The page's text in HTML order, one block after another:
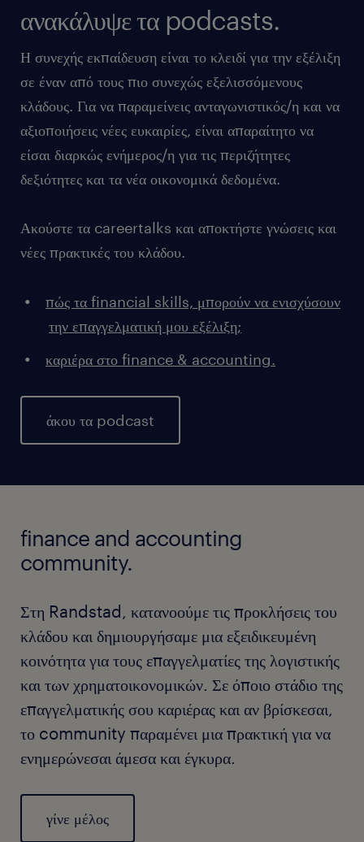
ανακάλυψε τα podcasts.
Η συνεχής εκπαίδευση είναι το κλειδί για την εξέλιξη
σε έναν από τους πιο συνεχώς εξελισσόμενους
κλάδους. Για να παραμείνεις ανταγωνιστικός/η και να
αξιοποιήσεις νέες ευκαιρίες, είναι απαραίτητο να
είσαι διαρκώς ενήμερος/η για τις περιζήτητες
δεξιότητες και τα νέα οικονομικά δεδομένα.
Ακούστε τα careertalks και αποκτήστε γνώσεις και
νέες πρακτικές του κλάδου.
πώς τα financial skills, μπορούν να ενισχύσουν
την επαγγελματική μου εξέλιξη;
καριέρα στο finance & accounting.
άκου τα podcast
finance and accounting
community.
Στη Randstad, κατανοούμε τις προκλήσεις του
κλάδου και δημιουργήσαμε μια εξειδικευμένη
κοινότητα για τους επαγγελματίες της λογιστικής
και των χρηματοικονομικών. Σε όποιο στάδιο της
επαγγελματικής σου καριέρας και αν βρίσκεσαι,
το community παραμένει μια πρακτική για να
ενημερώνεσαι άμεσα και έγκυρα.
γίνε μέλος